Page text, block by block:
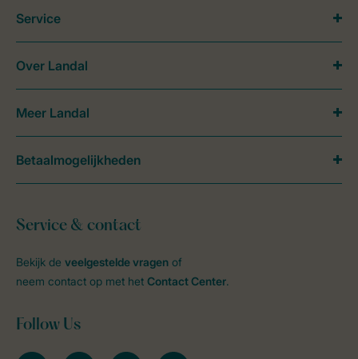
Service & contact
Bekijk de veelgestelde vragen of
neem contact op met het Contact Center.
Follow Us
Service
Over Landal
Meer Landal
Betaalmogelijkheden